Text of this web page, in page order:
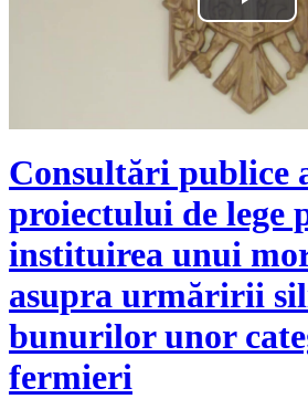
Play
Consultări publice
proiectului de lege
instituirea unui
asupra urmăririi
bunurilor unor
fermieri